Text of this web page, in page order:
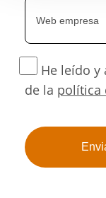
He leído y
de la política